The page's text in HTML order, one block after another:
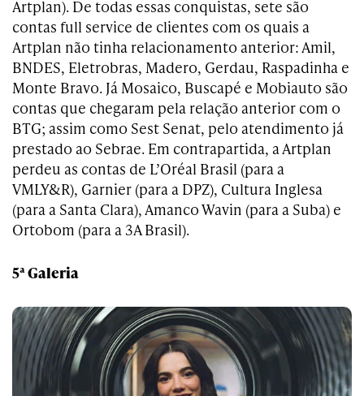
Artplan). De todas essas conquistas, sete são
contas full service de clientes com os quais a
Artplan não tinha relacionamento anterior: Amil,
BNDES, Eletrobras, Madero, Gerdau, Raspadinha e
Monte Bravo. Já Mosaico, Buscapé e Mobiauto são
contas que chegaram pela relação anterior com o
BTG; assim como Sest Senat, pelo atendimento já
prestado ao Sebrae. Em contrapartida, a Artplan
perdeu as contas de L’Oréal Brasil (para a
VMLY&R), Garnier (para a DPZ), Cultura Inglesa
(para a Santa Clara), Amanco Wavin (para a Suba) e
Ortobom (para a 3A Brasil).
5ª Galeria